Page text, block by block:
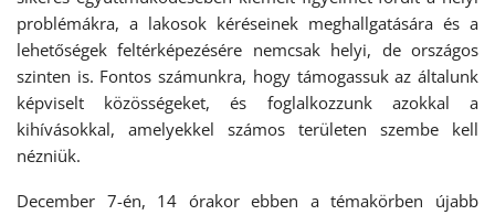
problémákra, a lakosok kéréseinek meghallgatására és a
lehetőségek feltérképezésére nemcsak helyi, de országos
szinten is. Fontos számunkra, hogy támogassuk az általunk
képviselt közösségeket, és foglalkozzunk azokkal a
kihívásokkal, amelyekkel számos területen szembe kell
nézniük.
December 7-én, 14 órakor ebben a témakörben újabb